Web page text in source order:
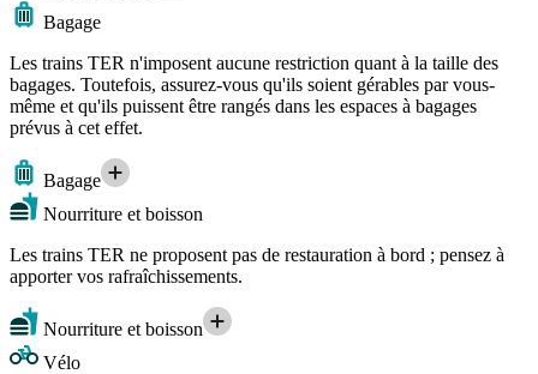
Bagage
Les trains TER n'imposent aucune restriction quant à la taille des
bagages. Toutefois, assurez-vous qu'ils soient gérables par vous-
même et qu'ils puissent être rangés dans les espaces à bagages
prévus à cet effet.
Bagage
Nourriture et boisson
Les trains TER ne proposent pas de restauration à bord ; pensez à
apporter vos rafraîchissements.
Nourriture et boisson
Vélo